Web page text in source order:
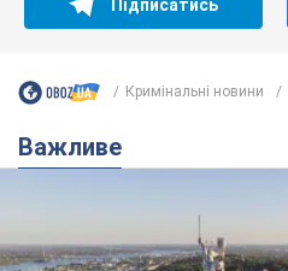
Підписатись
Кримінальні новини
Важливе